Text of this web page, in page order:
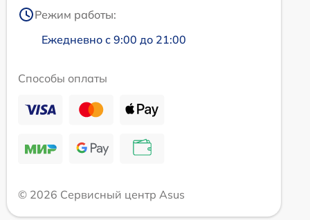
Режим работы:
Ежедневно с 9:00 до 21:00
Способы оплаты
© 2026 Сервисный центр Asus